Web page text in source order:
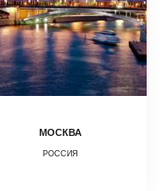
МОСКВА
РОССИЯ